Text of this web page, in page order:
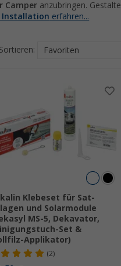
Camper anzubringen. Gestalte
Installation erfahren...
Sortieren:
Klebeset für Sat-
und Solarmodule
MS-5, Dekavator,
Set &
Applikator)
(2)